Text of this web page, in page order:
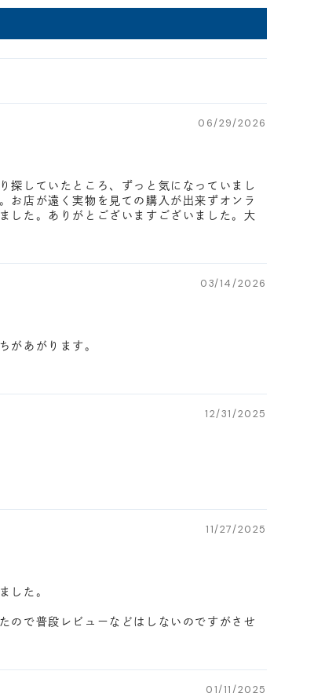
06/29/2026
探していたところ、ずっと気になっていまし
お店が遠く実物を見ての購入が出来ずオンラ
した。ありがとございますございました。大
03/14/2026
があがります。
12/31/2025
11/27/2025
した。
ので普段レビューなどはしないのですがさせ
01/11/2025